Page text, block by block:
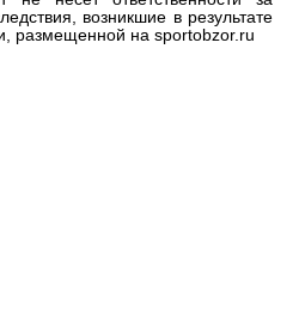
возникшие в результате
размещенной на sportobzor.ru